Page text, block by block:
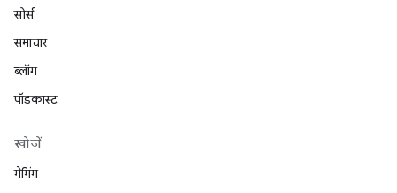
सोर्स
समाचार
ब्लॉग
पॉडकास्ट
खोजें
गेमिंग